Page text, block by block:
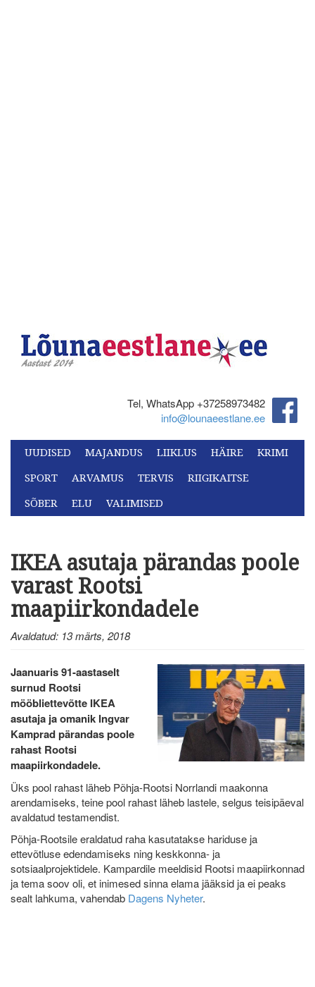
Tel, WhatsApp +37258973482‬
info@lounaeestlane.ee
UUDISED MAJANDUS LIIKLUS HÄIRE
KRIMI
SPORT
ARVAMUS TERVIS
RIIGIKAITSE
SÕBER
ELU VALIMISED
IKEA asutaja pärandas poole
varast Rootsi
maapiirkondadele
Avaldatud: 13 märts, 2018
Jaanuaris 91-aastaselt
surnud Rootsi
mööbliettevõtte IKEA
asutaja ja omanik Ingvar
Kamprad pärandas poole
rahast Rootsi
maapiirkondadele.
Üks pool rahast läheb Põhja-Rootsi Norrlandi maakonna
arendamiseks, teine pool rahast läheb lastele, selgus teisipäeval
avaldatud testamendist.
Põhja-Rootsile eraldatud raha kasutatakse hariduse ja
ettevõtluse edendamiseks ning keskkonna- ja
sotsiaalprojektidele. Kampardile meeldisid Rootsi maapiirkonnad
ja tema soov oli, et inimesed sinna elama jääksid ja ei peaks
sealt lahkuma, vahendab Dagens Nyheter.